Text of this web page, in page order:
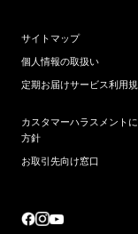
サイトマップ
個人情報の取扱い
定期お届けサービス利用
カスタマーハラスメント
方針
お取引先向け窓口